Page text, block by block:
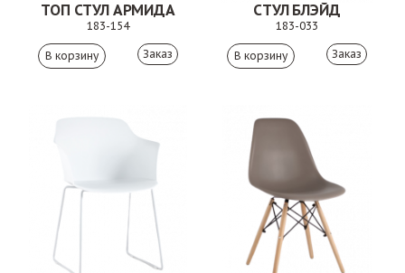
ТОП СТУЛ АРМИДА
183-154
Заказ
СТУЛ БЛЭЙД
183-033
Заказ